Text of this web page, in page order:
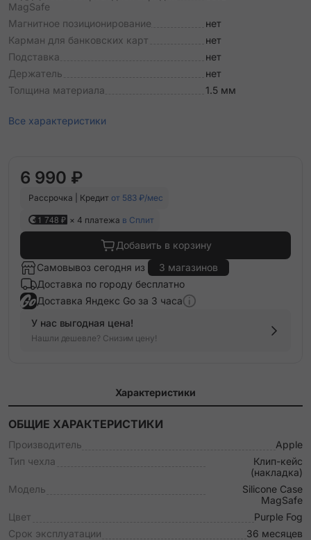
MagSafe
Магнитное позиционирование
нет
Карман для банковских карт
нет
Подставка
нет
Держатель
нет
Толщина материала
1.5 мм
Все характеристики
6 990 ₽
Рассрочка | Кредит от 583 ₽/мес
1 748 ₽ × 4 платежа в Сплит
Добавить в корзину
Самовывоз сегодня из
3 магазинов
Доставка по городу бесплатно
Доставка Яндекс Go за 3 часа
У нас выгодная цена!
Нашли дешевле? Снизим цену!
Характеристики
ОБЩИЕ ХАРАКТЕРИСТИКИ
Производитель
Apple
Тип чехла
Клип-кейс
(накладка)
Модель
Silicone Case
MagSafe
Цвет
Purple Fog
Срок эксплуатации
36 месяцев